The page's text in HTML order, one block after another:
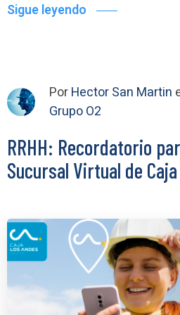
Sigue leyendo
PorHector San Martin
Grupo O2
RRHH: Recordatorio
Sucursal Virtual de